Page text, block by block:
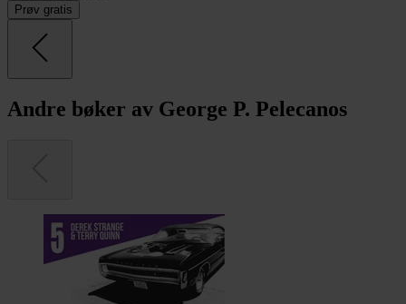
Prøv gratis
Andre bøker av George P. Pelecanos